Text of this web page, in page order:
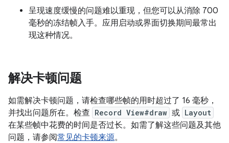
呈现速度缓慢的问题难以重现，但您可以从消除 700
毫秒的冻结帧入手。应用启动或界面切换期间最常出
现这种情况。
解决卡顿问题
如需解决卡顿问题，请检查哪些帧的用时超过了 16 毫秒，
并找出问题所在。检查 Record View#draw 或 Layout
在某些帧中花费的时间是否过长。如需了解这些问题及其他
问题，请参阅常见的卡顿来源。